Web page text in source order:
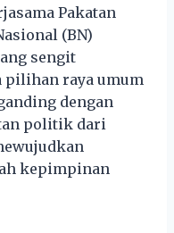
Pakatan
(BN)
sengit
pilihan raya umum
dengan
politik dari
kepimpinan